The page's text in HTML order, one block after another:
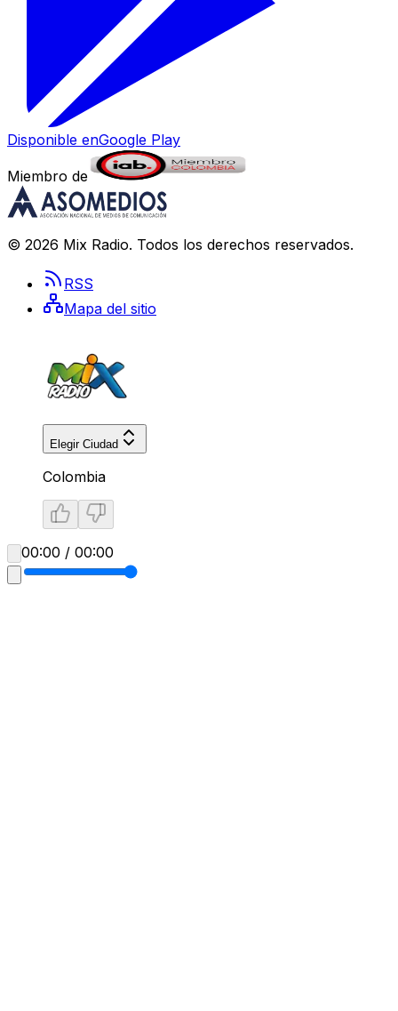
Disponible enGoogle Play
Miembro de
© 2026 Mix Radio. Todos los derechos reservados.
RSS
Mapa del sitio
Elegir Ciudad
Colombia
00:00 / 00:00